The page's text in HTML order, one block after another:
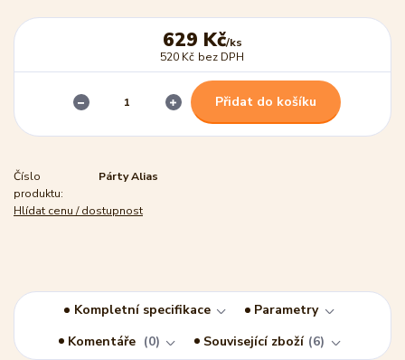
629 Kč/ks
520 Kč bez DPH
Přidat do košíku
Číslo
produktu:
Párty Alias
Hlídat cenu / dostupnost
Kompletní specifikace
Parametry
Komentáře
0 Související zboží 6